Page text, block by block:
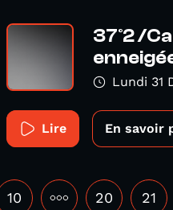
37°2 /
Lundi 31
Lire En savoir
10 ••• 20 21